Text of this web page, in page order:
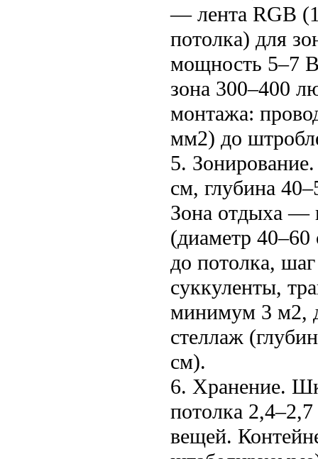
— лента RGB
потолка) для
мощность 5–7
зона 300–400
монтажа:
мм2) до
5.
см, глубина
Зона отдыха —
(диаметр
до потолка,
суккуленты,
минимум 3 м2,
стеллаж
см).
6. Хранение.
потолка
вещей.